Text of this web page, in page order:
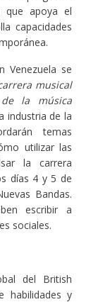
que apoya el
capacidades
Venezuela se
musical
la música
industria de la
temas
utilizar las
la carrera
días 4 y 5 de
Bandas.
escribir a
sociales.
del British
habilidades y